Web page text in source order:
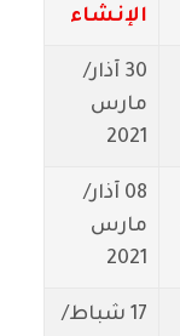
الإنشاء
30 آذار/
مارس
2021
08 آذار/
مارس
2021
17 شباط/